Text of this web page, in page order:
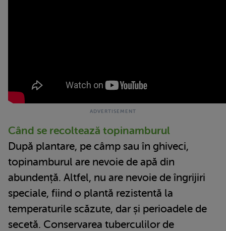
Când se recoltează topinamburul
După plantare, pe câmp sau în ghiveci,
topinamburul are nevoie de apă din
abundență. Altfel, nu are nevoie de îngrijiri
speciale, fiind o plantă rezistentă la
temperaturile scăzute, dar și perioadele de
secetă. Conservarea tuberculilor de